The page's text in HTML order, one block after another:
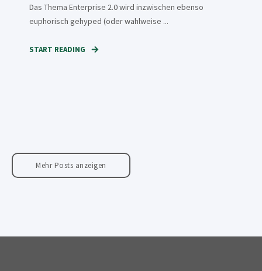
Das Thema Enterprise 2.0 wird inzwischen ebenso
euphorisch gehyped (oder wahlweise ...
START READING
Mehr Posts anzeigen